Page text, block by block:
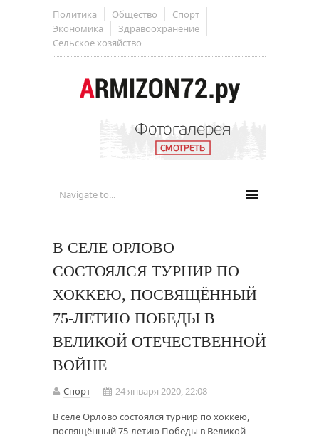
Политика Общество
Спорт
Экономика
Здравоохранение
Сельское хозяйство
В СЕЛЕ ОРЛОВО
СОСТОЯЛСЯ ТУРНИР ПО
ХОККЕЮ, ПОСВЯЩЁННЫЙ
75-ЛЕТИЮ ПОБЕДЫ В
ВЕЛИКОЙ ОТЕЧЕСТВЕННОЙ
ВОЙНЕ
Спорт
24 января 2020, 22:08
В селе Орлово состоялся турнир по хоккею,
посвящённый 75-летию Победы в Великой